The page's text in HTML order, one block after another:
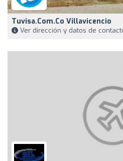
Tuvisa.com.co Villavicencio
Ver dirección y datos de